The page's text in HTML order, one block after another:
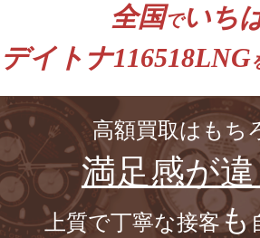
全国でいち
デイトナ116518LNG
高額買取はもち
満足感が違
上質で丁寧な接客も